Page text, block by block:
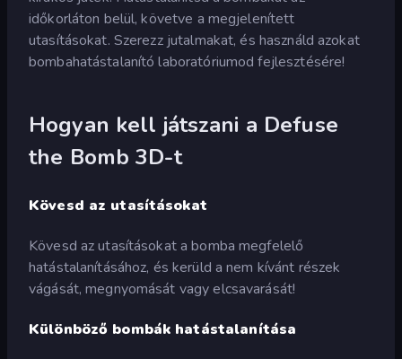
időkorláton belül, követve a megjelenített
utasításokat. Szerezz jutalmakat, és használd azokat
bombahatástalanító laboratóriumod fejlesztésére!
Hogyan kell játszani a Defuse
the Bomb 3D-t
Kövesd az utasításokat
Kövesd az utasításokat a bomba megfelelő
hatástalanításához, és kerüld a nem kívánt részek
vágását, megnyomását vagy elcsavarását!
Különböző bombák hatástalanítása